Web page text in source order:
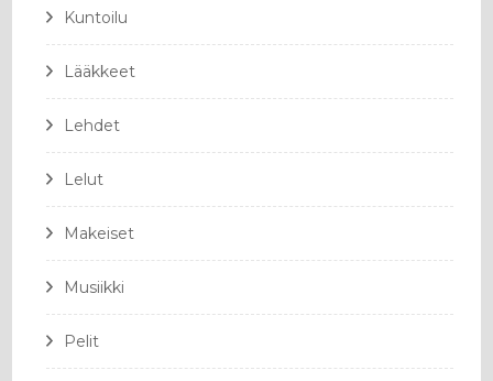
Kuntoilu
Lääkkeet
Lehdet
Lelut
Makeiset
Musiikki
Pelit